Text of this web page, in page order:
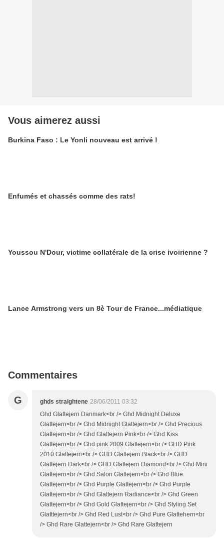
Vous aimerez aussi
Burkina Faso : Le Yonli nouveau est arrivé !
Enfumés et chassés comme des rats!
Youssou N'Dour, victime collatérale de la crise ivoirienne ?
Lance Armstrong vers un 8è Tour de France...médiatique
Commentaires
G ghds straightene 28/06/2011 03:32
Ghd Glattejern Danmark<br /> Ghd Midnight Deluxe
Glattejern<br /> Ghd Midnight Glattejern<br /> Ghd Precious
Glattejern<br /> Ghd Glattejern Pink<br /> Ghd Kiss
Glattejern<br /> Ghd pink 2009 Glattejern<br /> GHD Pink
2010 Glattejern<br /> GHD Glattejern Black<br /> GHD
Glattejern Dark<br /> GHD Glattejern Diamond<br /> Ghd Mini
Glattejern<br /> Ghd Salon Glattejern<br /> Ghd Blue
Glattejern<br /> Ghd Purple Glattejern<br /> Ghd Purple
Glattejern<br /> Ghd Glattejern Radiance<br /> Ghd Green
Glattejern<br /> Ghd Gold Glattejern<br /> Ghd Styling Set
Glatttejern<br /> Ghd Red Lust<br /> Ghd Pure Glattehern<br
/> Ghd Rare Glattejern<br /> Ghd Rare Glattejern